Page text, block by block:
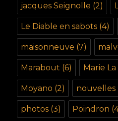
jacques Seignolle (2)
Le Diable en sabots (4)
maisonneuve (7)
Marabout (6) Marie
Moyano (2) nouvelles
photos (3) Poindron